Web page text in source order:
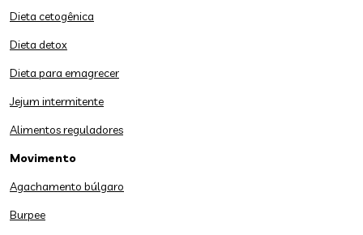
Dieta cetogênica
Dieta detox
Dieta para emagrecer
Jejum intermitente
Alimentos reguladores
Movimento
Agachamento búlgaro
Burpee